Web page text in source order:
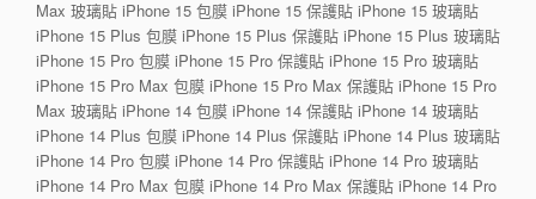
Max 玻璃貼 iPhone 15 包膜 iPhone 15 保護貼 iPhone 15 玻璃貼
iPhone 15 Plus 包膜 iPhone 15 Plus 保護貼 iPhone 15 Plus 玻璃貼
iPhone 15 Pro 包膜 iPhone 15 Pro 保護貼 iPhone 15 Pro 玻璃貼
iPhone 15 Pro Max 包膜 iPhone 15 Pro Max 保護貼 iPhone 15 Pro
Max 玻璃貼 iPhone 14 包膜 iPhone 14 保護貼 iPhone 14 玻璃貼
iPhone 14 Plus 包膜 iPhone 14 Plus 保護貼 iPhone 14 Plus 玻璃貼
iPhone 14 Pro 包膜 iPhone 14 Pro 保護貼 iPhone 14 Pro 玻璃貼
iPhone 14 Pro Max 包膜 iPhone 14 Pro Max 保護貼 iPhone 14 Pro